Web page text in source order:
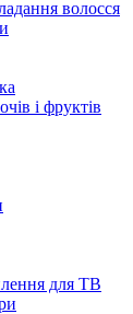
волосся
і фруктів
для ТВ